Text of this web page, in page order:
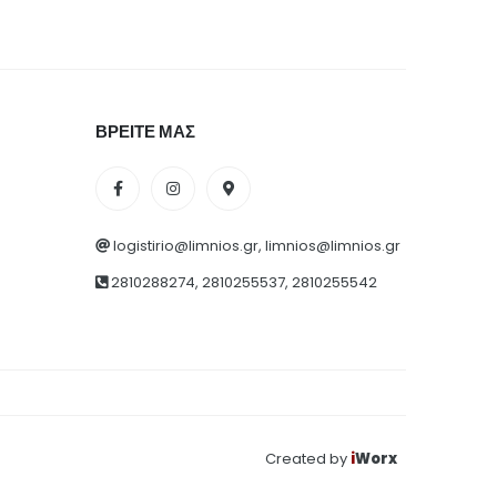
ΒΡΕΙΤΕ ΜΑΣ
logistirio@limnios.gr, limnios@limnios.gr
2810288274, 2810255537, 2810255542
Created by iWorx